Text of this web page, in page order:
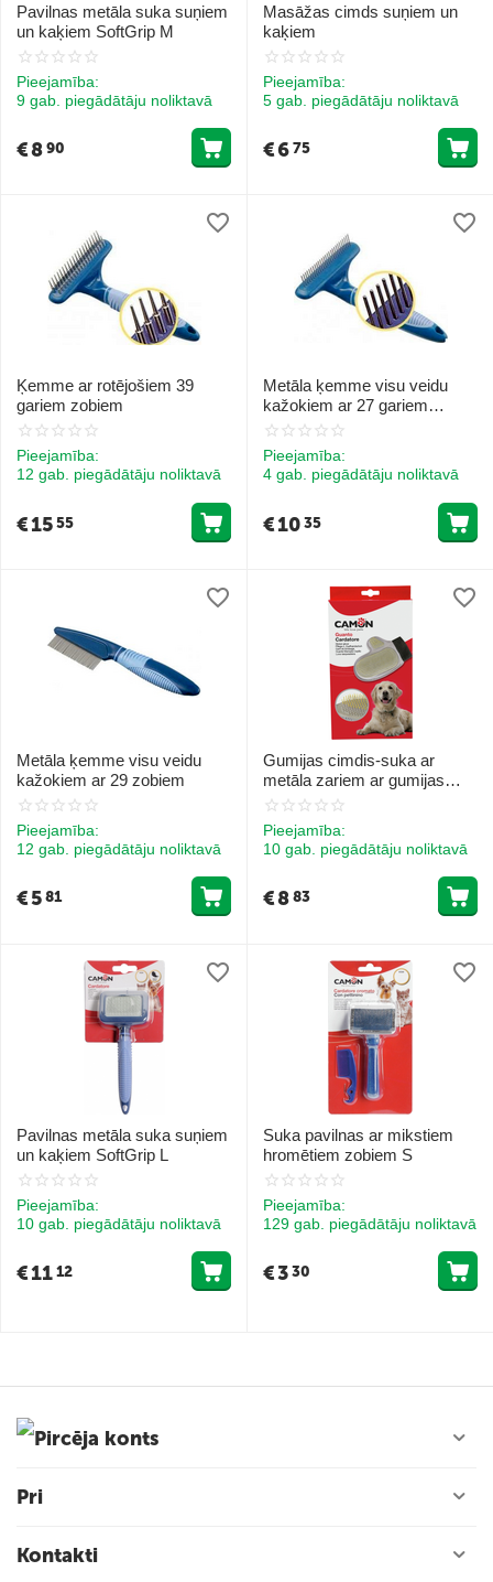
Pavilnas metāla suka suņiem
un kaķiem SoftGrip M
Pieejamība:
9 gab. piegādātāju noliktavā
€890
Masāžas cimds suņiem un
kaķiem
Pieejamība:
5 gab. piegādātāju noliktavā
€675
Ķemme ar rotējošiem 39
gariem zobiem
Pieejamība:
12 gab. piegādātāju noliktavā
€1555
Metāla ķemme visu veidu
kažokiem ar 27 gariem
zobiem
Pieejamība:
4 gab. piegādātāju noliktavā
€1035
Metāla ķemme visu veidu
kažokiem ar 29 zobiem
Pieejamība:
12 gab. piegādātāju noliktavā
€581
Gumijas cimdis-suka ar
metāla zariem ar gumijas
uzgaļiem
Pieejamība:
10 gab. piegādātāju noliktavā
€883
Pavilnas metāla suka suņiem
un kaķiem SoftGrip L
Pieejamība:
10 gab. piegādātāju noliktavā
€1112
Suka pavilnas ar mikstiem
hromētiem zobiem S
Pieejamība:
129 gab. piegādātāju noliktavā
€330
Pircēja konts
Pri
Kontakti